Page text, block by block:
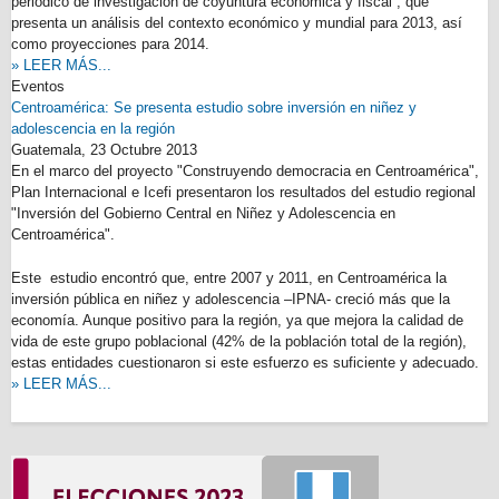
presenta un análisis del contexto económico y mundial para 2013, así
como proyecciones para 2014.
» LEER MÁS...
Eventos
Centroamérica: Se presenta estudio sobre inversión en niñez y
adolescencia en la región
Guatemala, 23 Octubre 2013
En el marco del proyecto "Construyendo democracia en Centroamérica",
Plan Internacional e Icefi presentaron los resultados del estudio regional
"Inversión del Gobierno Central en Niñez y Adolescencia en
Centroamérica".
Este estudio encontró que, entre 2007 y 2011, en Centroamérica la
inversión pública en niñez y adolescencia –IPNA- creció más que la
economía. Aunque positivo para la región, ya que mejora la calidad de
vida de este grupo poblacional (42% de la población total de la región),
estas entidades cuestionaron si este esfuerzo es suficiente y adecuado.
» LEER MÁS...